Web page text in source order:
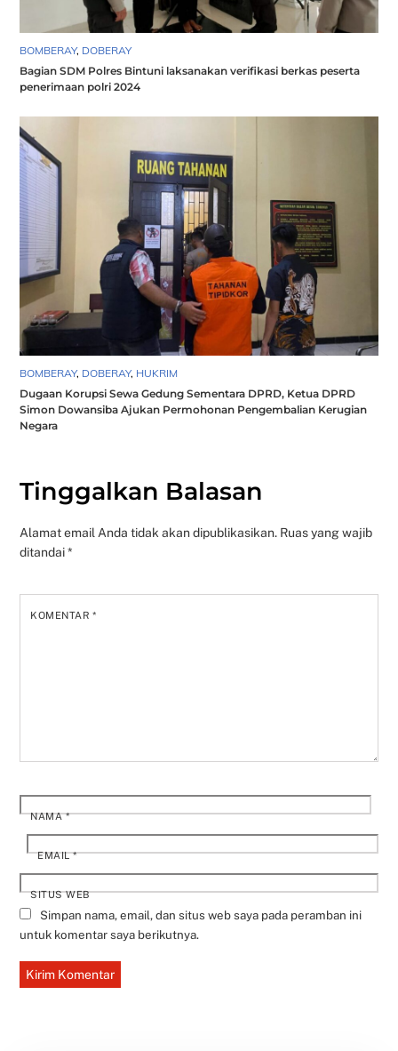
BOMBERAY, DOBERAY
Bagian SDM Polres Bintuni laksanakan verifikasi berkas peserta
penerimaan polri 2024
BOMBERAY, DOBERAY, HUKRIM
Dugaan Korupsi Sewa Gedung Sementara DPRD, Ketua DPRD
Simon Dowansiba Ajukan Permohonan Pengembalian Kerugian
Negara
Tinggalkan Balasan
Alamat email Anda tidak akan dipublikasikan. Ruas yang wajib
ditandai*
KOMENTAR*
NAMA*
EMAIL*
SITUS WEB
Simpan nama, email, dan situs web saya pada peramban ini
untuk komentar saya berikutnya.